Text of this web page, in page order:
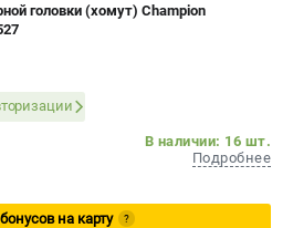
головки (хомут) Champion
В наличии: 16 шт.
Подробнее
на карту ?